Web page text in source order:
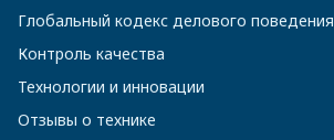
Глобальный кодекс делового поведения
Контроль качества
Технологии и инновации
Отзывы о технике